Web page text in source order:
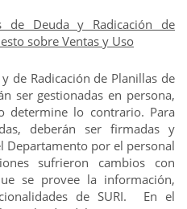
de Deuda y Radicación de
sobre Ventas y Uso
de Radicación de Planillas de
ser gestionadas en persona,
determine lo contrario. Para
deberán ser firmadas y
Departamento por el personal
sufrieron cambios con
se provee la información,
de SURI. En el